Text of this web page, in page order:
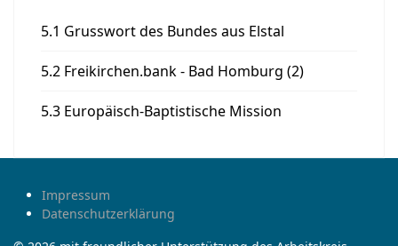
5.1 Grusswort des Bundes aus Elstal
5.2 Freikirchen.bank - Bad Homburg (2)
5.3 Europäisch-Baptistische Mission
Impressum
Datenschutzerklärung